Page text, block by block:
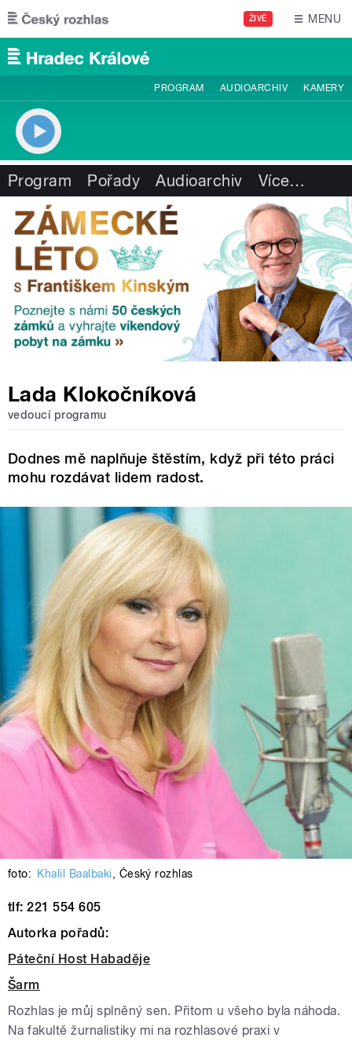
Přejít k hlavnímu obsahu
ŽIVĚ MENU
PROGRAM AUDIOARCHIV KAMERY
Program Pořady Audioarchiv Více…
Lada Klokočníková
vedoucí programu
Dodnes mě naplňuje štěstím, když při této práci
mohu rozdávat lidem radost.
foto: Khalil Baalbaki, Český rozhlas
tlf: 221 554 605
Autorka pořadů:
Páteční Host Habaděje
Šarm
Rozhlas je můj splněný sen. Přitom u všeho byla náhoda.
Na fakultě žurnalistiky mi na rozhlasové praxi v